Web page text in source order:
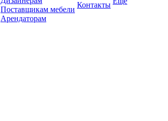
Поставщикам мебели
Арендаторам
Контакты